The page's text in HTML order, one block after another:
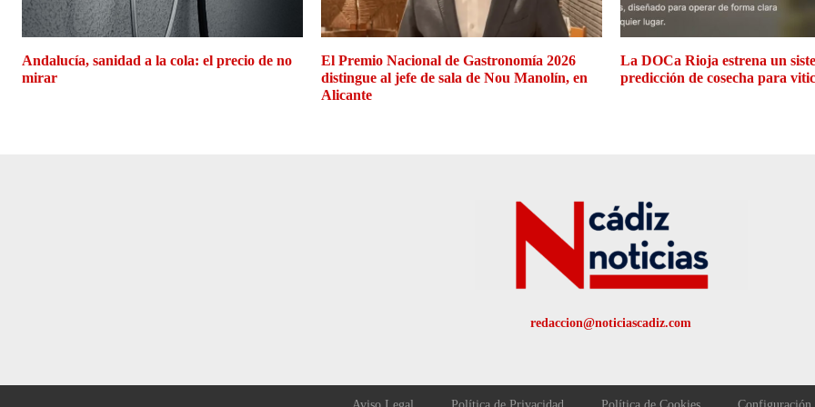
Andalucía, sanidad a la cola: el precio de no
mirar
El Premio Nacional de Gastronomía 2026
distingue al jefe de sala de Nou Manolín, en
Alicante
La DOCa Rioja estrena un
predicción de cosecha para
redaccion@noticiascadiz.com